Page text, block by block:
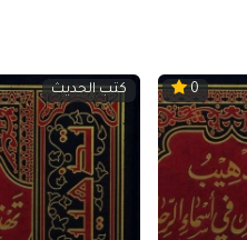
0 كتب الحديث